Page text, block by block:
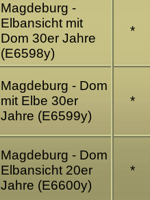
Magdeburg -
Elbansicht mit
Dom 30er Jahre
(E6598y)
*
Magdeburg - Dom
mit Elbe 30er
Jahre (E6599y)
*
Magdeburg - Dom
Elbansicht 20er
Jahre (E6600y)
*